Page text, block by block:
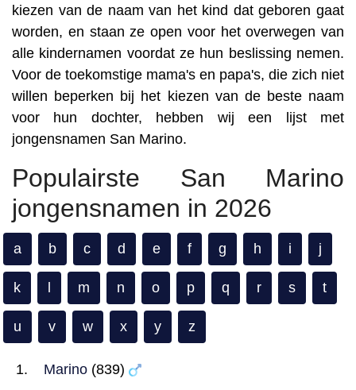
kiezen van de naam van het kind dat geboren gaat
worden, en staan ze open voor het overwegen van
alle kindernamen voordat ze hun beslissing nemen.
Voor de toekomstige mama's en papa's, die zich niet
willen beperken bij het kiezen van de beste naam
voor hun dochter, hebben wij een lijst met
jongensnamen San Marino.
Populairste San Marino
jongensnamen in 2026
a b c d e f g h i j
k m n o p q r s t
u v w x y z
Marino (839)